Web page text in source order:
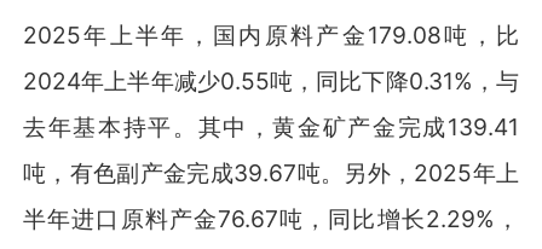
2025年上半年，国内原料产金179.08吨，比
2024年上半年减少0.55吨，同比下降0.31%，与
去年基本持平。其中，黄金矿产金完成139.41
吨，有色副产金完成39.67吨。另外，2025年上
半年进口原料产金76.67吨，同比增长2.29%，